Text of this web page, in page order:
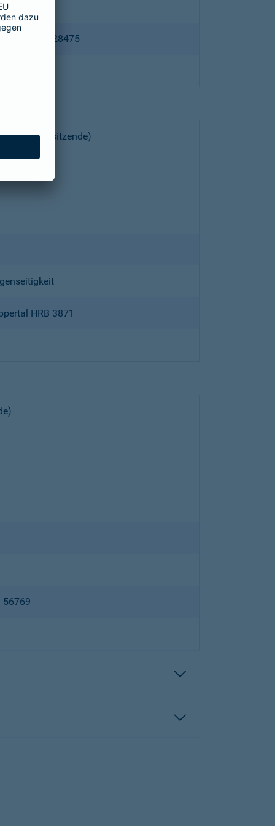
HRB 28475
(Vorsitzende)
HRB 3871
56769